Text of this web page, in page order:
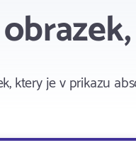
ktery je v prikazu